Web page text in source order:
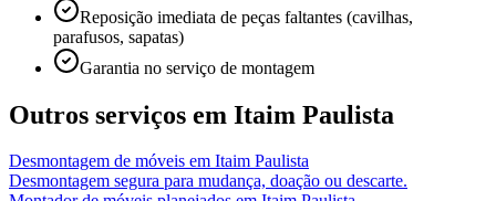
Reposição imediata de peças faltantes (cavilhas,
parafusos, sapatas)
Garantia no serviço de montagem
Outros serviços em Itaim Paulista
Desmontagem de móveis em Itaim Paulista
Desmontagem segura para mudança, doação ou descarte.